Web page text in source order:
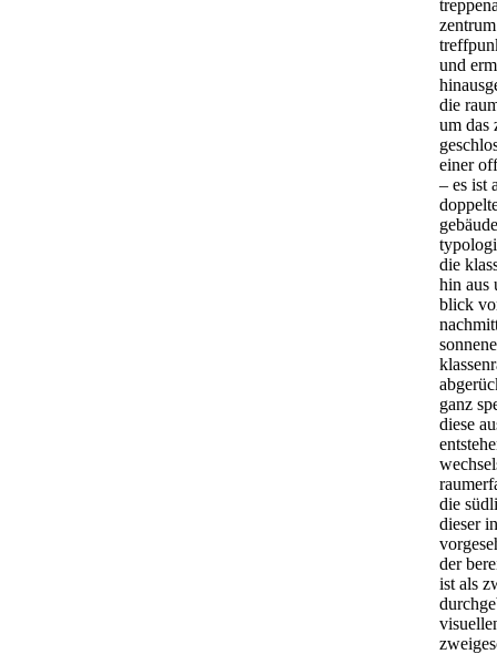
und
die
um das
einer
– es ist
die
hin aus
blick
ganz
diese
die
dieser
der
ist als